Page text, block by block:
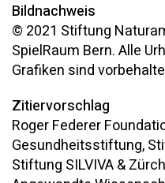
Bildnachweis
© 2021 Stiftung
SpielRaum Bern. Alle
Grafiken sind
Zitiervorschlag
Roger Federer
Gesundheitsstiftung,
Stiftung SILVIVA &